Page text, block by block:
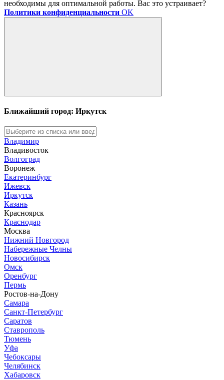
необходимы для оптимальной работы. Вас это устраивает?
Политики конфиденциальности OK
Ближайший город: Иркутск
Владимир
Владивосток
Волгоград
Воронеж
Екатеринбург
Ижевск
Иркутск
Казань
Красноярск
Краснодар
Москва
Нижний Новгород
Набережные Челны
Новосибирск
Омск
Оренбург
Пермь
Ростов-на-Дону
Самара
Санкт-Петербург
Саратов
Ставрополь
Тюмень
Уфа
Чебоксары
Челябинск
Хабаровск